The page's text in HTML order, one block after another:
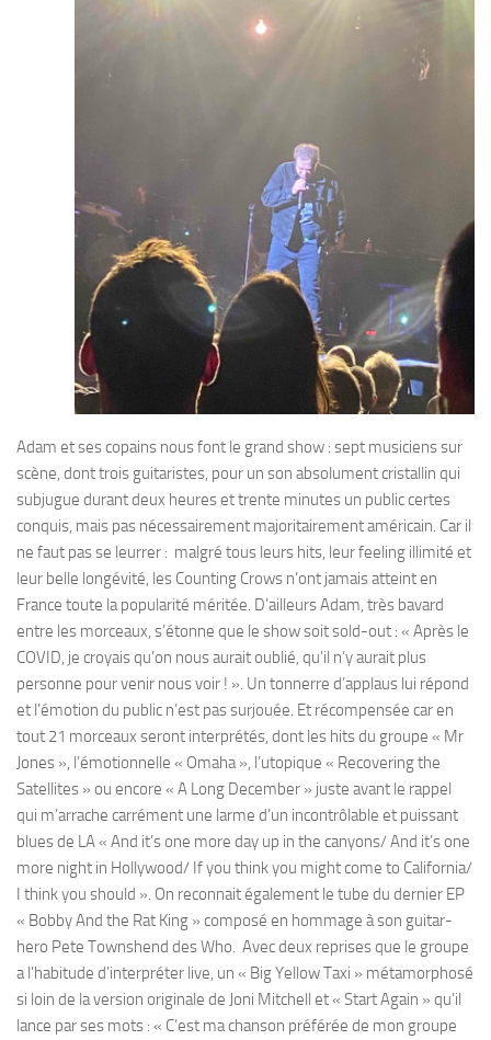
Adam et ses copains nous font le grand show : sept musiciens sur
scène, dont trois guitaristes, pour un son absolument cristallin qui
subjugue durant deux heures et trente minutes un public certes
conquis, mais pas nécessairement majoritairement américain. Car il
ne faut pas se leurrer : malgré tous leurs hits, leur feeling illimité et
leur belle longévité, les Counting Crows n’ont jamais atteint en
France toute la popularité méritée. D’ailleurs Adam, très bavard
entre les morceaux, s’étonne que le show soit sold-out : « Après le
COVID, je croyais qu’on nous aurait oublié, qu’il n’y aurait plus
personne pour venir nous voir ! ». Un tonnerre d’applaus lui répond
et l’émotion du public n’est pas surjouée. Et récompensée car en
tout 21 morceaux seront interprétés, dont les hits du groupe « Mr
Jones », l’émotionnelle « Omaha », l’utopique « Recovering the
Satellites » ou encore « A Long December » juste avant le rappel
qui m’arrache carrément une larme d’un incontrôlable et puissant
blues de LA « And it’s one more day up in the canyons/ And it’s one
more night in Hollywood/ If you think you might come to California/
I think you should ». On reconnait également le tube du dernier EP
« Bobby And the Rat King » composé en hommage à son guitar-
hero Pete Townshend des Who. Avec deux reprises que le groupe
a l’habitude d’interpréter live, un « Big Yellow Taxi » métamorphosé
si loin de la version originale de Joni Mitchell et « Start Again » qu’il
lance par ses mots : « C’est ma chanson préférée de mon groupe